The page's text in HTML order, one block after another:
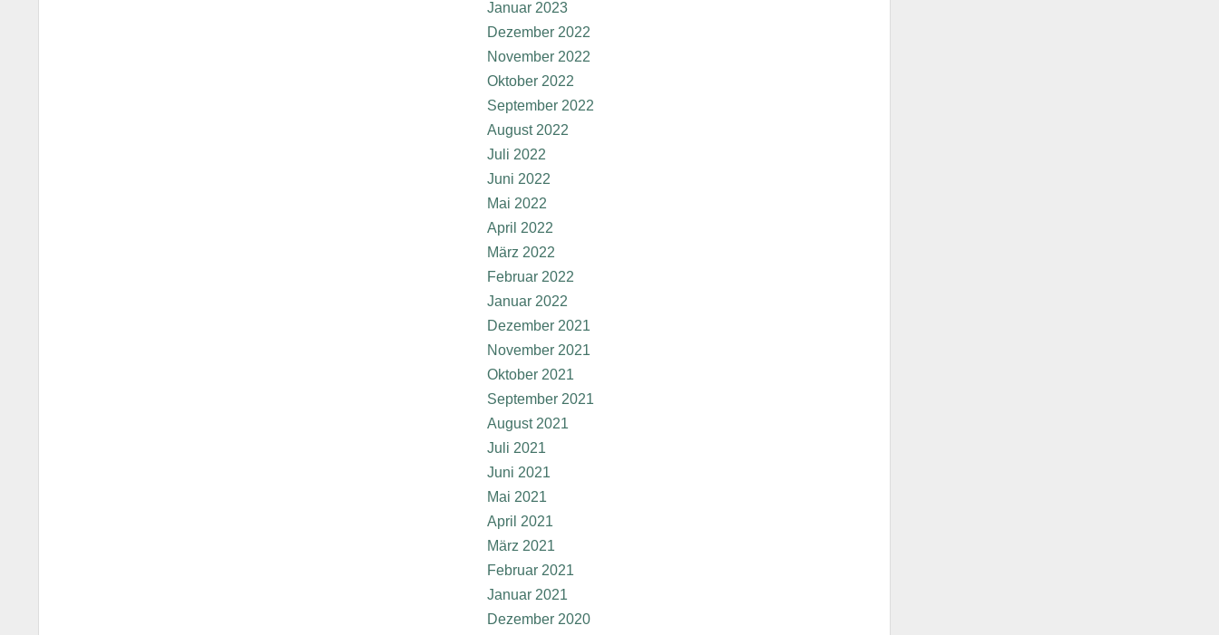
Januar 2023
Dezember 2022
November 2022
Oktober 2022
September 2022
August 2022
Juli 2022
Juni 2022
Mai 2022
April 2022
März 2022
Februar 2022
Januar 2022
Dezember 2021
November 2021
Oktober 2021
September 2021
August 2021
Juli 2021
Juni 2021
Mai 2021
April 2021
März 2021
Februar 2021
Januar 2021
Dezember 2020